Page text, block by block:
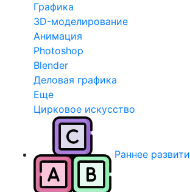
Графика
3D-моделирование
Анимация
Photoshop
Blender
Деловая графика
Еще
Цирковое искусство
Раннее